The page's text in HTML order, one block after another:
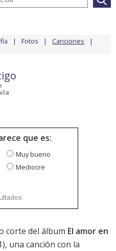
Fotos Canciones
que es:
Muy bueno
Mediocre
corte del álbum El amor en
una canción con la